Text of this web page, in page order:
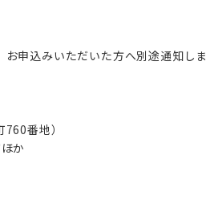
申込みいただいた方へ別途通知しま
番地）
か